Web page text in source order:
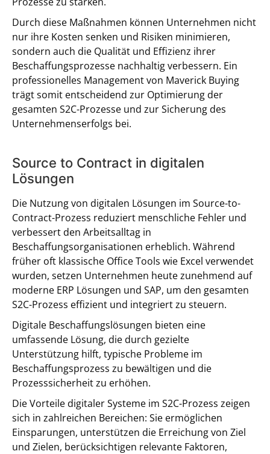
Durch diese Maßnahmen können Unternehmen nicht
nur ihre Kosten senken und Risiken minimieren,
sondern auch die Qualität und Effizienz ihrer
Beschaffungsprozesse nachhaltig verbessern. Ein
professionelles Management von Maverick Buying
trägt somit entscheidend zur Optimierung der
gesamten S2C-Prozesse und zur Sicherung des
Unternehmenserfolgs bei.
Source to Contract in digitalen
Lösungen
Die Nutzung von digitalen Lösungen im Source-to-
Contract-Prozess reduziert menschliche Fehler und
verbessert den Arbeitsalltag in
Beschaffungsorganisationen erheblich. Während
früher oft klassische Office Tools wie Excel verwendet
wurden, setzen Unternehmen heute zunehmend auf
moderne ERP Lösungen und SAP, um den gesamten
S2C-Prozess effizient und integriert zu steuern.
Digitale Beschaffungslösungen bieten eine
umfassende Lösung, die durch gezielte
Unterstützung hilft, typische Probleme im
Beschaffungsprozess zu bewältigen und die
Prozesssicherheit zu erhöhen.
Die Vorteile digitaler Systeme im S2C-Prozess zeigen
sich in zahlreichen Bereichen: Sie ermöglichen
Einsparungen, unterstützen die Erreichung von Ziel
und Zielen, berücksichtigen relevante Faktoren,